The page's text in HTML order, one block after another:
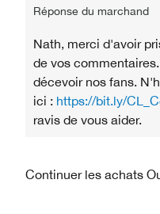
Réponse du marchand
Nath, merci d'avoir
de vos
décevoir nos fans.
ici : https://bit.ly/
ravis de vous aider.
Continuer les achats